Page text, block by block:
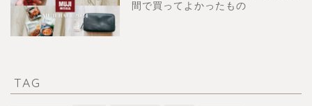
間で買ってよかったもの
TAG